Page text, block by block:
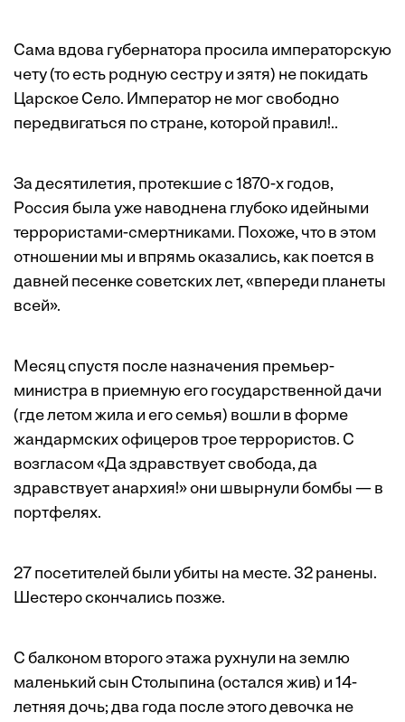
Сама вдова губернатора просила императорскую
чету (то есть родную сестру и зятя) не покидать
Царское Село. Император не мог свободно
передвигаться по стране, которой правил!..
За десятилетия, протекшие с 1870-х годов,
Россия была уже наводнена глубоко идейными
террористами-смертниками. Похоже, что в этом
отношении мы и впрямь оказались, как поется в
давней песенке советских лет, «впереди планеты
всей».
Месяц спустя после назначения премьер-
министра в приемную его государственной дачи
(где летом жила и его семья) вошли в форме
жандармских офицеров трое террористов. C
возгласом «Да здравствует свобода, да
здравствует анархия!» они швырнули бомбы — в
портфелях.
27 посетителей были убиты на месте. 32 ранены.
Шестеро скончались позже.
С балконом второго этажа рухнули на землю
маленький сын Столыпина (остался жив) и 14-
летняя дочь; два года после этого девочка не